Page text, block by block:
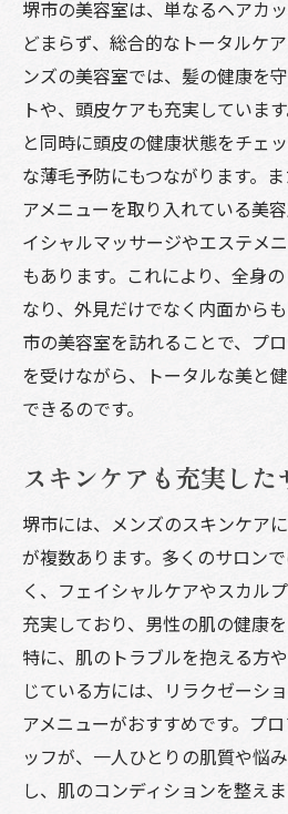
堺市の美容室は、単なるヘアカ
どまらず、総合的なトータルケ
ンズの美容室では、髪の健康を
トや、頭皮ケアも充実していま
と同時に頭皮の健康状態をチェ
な薄毛予防にもつながります。
アメニューを取り入れている美
イシャルマッサージやエステメ
もあります。これにより、全身
なり、外見だけでなく内面から
市の美容室を訪れることで、プ
を受けながら、トータルな美と
できるのです。
スキンケアも充実した
堺市には、メンズのスキンケア
が複数あります。多くのサロン
く、フェイシャルケアやスカル
充実しており、男性の肌の健康
特に、肌のトラブルを抱える方
じている方には、リラクゼーシ
アメニューがおすすめです。プ
ッフが、一人ひとりの肌質や悩
し、肌のコンディションを整え